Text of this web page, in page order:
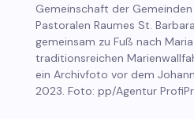
Gemeinschaft der
Pastoralen Raumes St.
gemeinsam zu Fuß nach
traditionsreichen
ein Archivfoto vor dem
2023. Foto: pp/Agentur